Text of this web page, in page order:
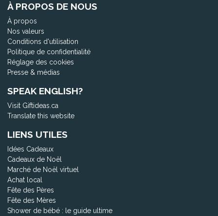
À PROPOS DE NOUS
À propos
Nos valeurs
Conditions d'utilisation
Politique de confidentialité
Réglage des cookies
Presse & médias
SPEAK ENGLISH?
Visit Giftideas.ca
Translate this website
LIENS UTILES
Idées Cadeaux
Cadeaux de Noël
Marché de Noël virtuel
Achat local
Fête des Pères
Fête des Mères
Shower de bébé : le guide ultime